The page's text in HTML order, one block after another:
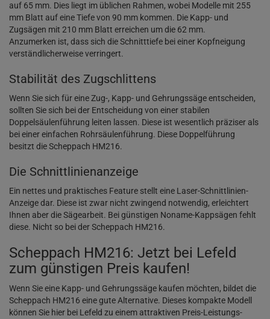
auf 65 mm. Dies liegt im üblichen Rahmen, wobei Modelle mit 255
mm Blatt auf eine Tiefe von 90 mm kommen. Die Kapp- und
Zugsägen mit 210 mm Blatt erreichen um die 62 mm.
Anzumerken ist, dass sich die Schnitttiefe bei einer Kopfneigung
verständlicherweise verringert.
Stabilität des Zugschlittens
Wenn Sie sich für eine Zug-, Kapp- und Gehrungssäge entscheiden,
sollten Sie sich bei der Entscheidung von einer stabilen
Doppelsäulenführung leiten lassen. Diese ist wesentlich präziser als
bei einer einfachen Rohrsäulenführung. Diese Doppelführung
besitzt die Scheppach HM216.
Die Schnittlinienanzeige
Ein nettes und praktisches Feature stellt eine Laser-Schnittlinien-
Anzeige dar. Diese ist zwar nicht zwingend notwendig, erleichtert
Ihnen aber die Sägearbeit. Bei günstigen Noname-Kappsägen fehlt
diese. Nicht so bei der Scheppach HM216.
Scheppach HM216: Jetzt bei Lefeld
zum günstigen Preis kaufen!
Wenn Sie eine Kapp- und Gehrungssäge kaufen möchten, bildet die
Scheppach HM216 eine gute Alternative. Dieses kompakte Modell
können Sie hier bei Lefeld zu einem attraktiven Preis-Leistungs-